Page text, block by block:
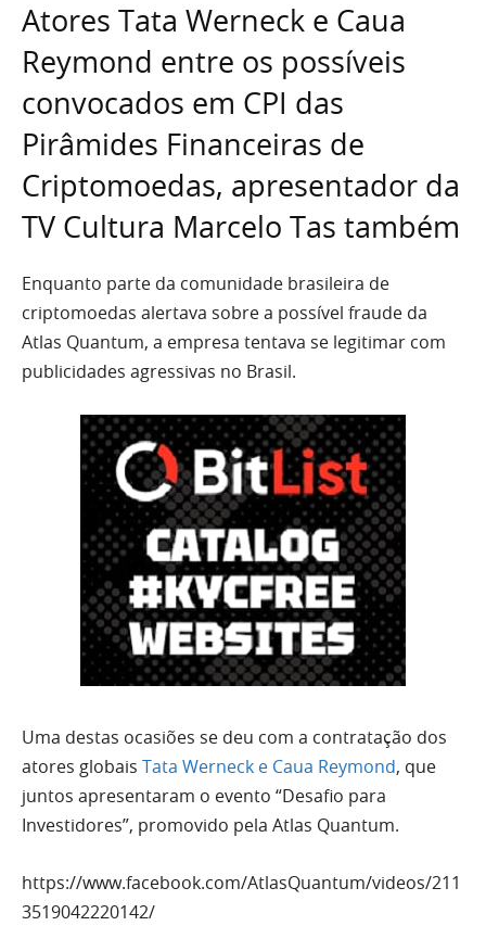
Atores Tata Werneck e Caua
Reymond entre os possíveis
convocados em CPI das
Pirâmides Financeiras de
Criptomoedas, apresentador da
TV Cultura Marcelo Tas também
Enquanto parte da comunidade brasileira de
criptomoedas alertava sobre a possível fraude da
Atlas Quantum, a empresa tentava se legitimar com
publicidades agressivas no Brasil.
Uma destas ocasiões se deu com a contratação dos
atores globais Tata Werneck e Caua Reymond, que
juntos apresentaram o evento “Desafio para
Investidores”, promovido pela Atlas Quantum.
https://www.facebook.com/AtlasQuantum/videos/211
3519042220142/